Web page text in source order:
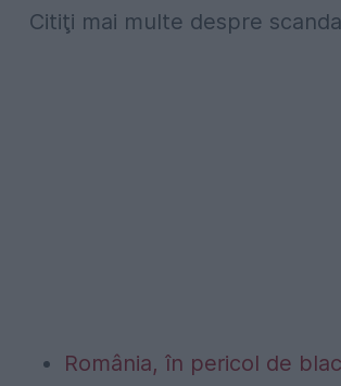
Citiţi mai multe despre
România, în pericol de